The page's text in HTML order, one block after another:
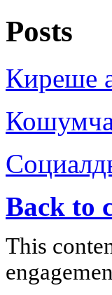
Posts
Киреше
Back to
This